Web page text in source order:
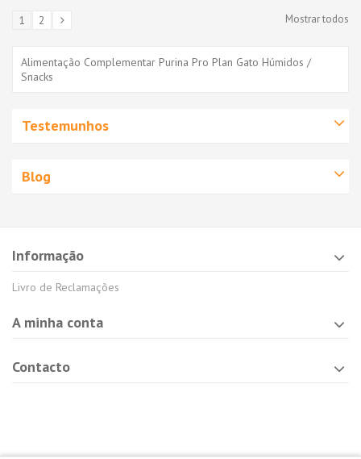
Mostrar todos
1 2
Alimentação Complementar Purina Pro Plan Gato Húmidos /
Snacks
Testemunhos
Blog
Informação
Livro de Reclamações
A minha conta
Contacto